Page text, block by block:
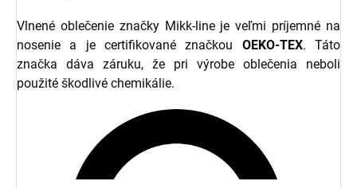
Vlnené oblečenie značky Mikk-line je veľmi príjemné na
nosenie a je certifikované značkou OEKO-TEX. Táto
značka dáva záruku, že pri výrobe oblečenia neboli
použité škodlivé chemikálie.